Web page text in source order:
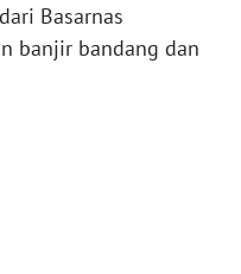
Basarnas
banjir bandang dan